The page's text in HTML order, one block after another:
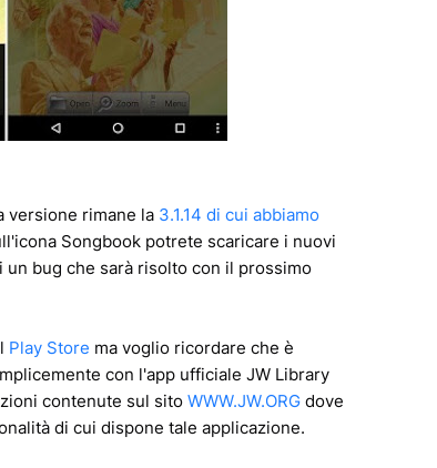
versione rimane la 3.1.14 di cui abbiamo
Songbook potrete scaricare i nuovi
un bug che sarà risolto con il prossimo
Play Store ma voglio ricordare che è
con l'app ufficiale JW Library
contenute sul sito WWW.JW.ORG dove
di cui dispone tale applicazione.